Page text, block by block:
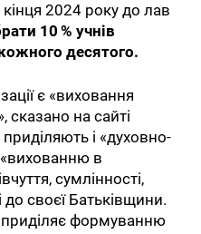
2024 року до лав
10 % учнів
десятого.
є «виховання
сказано на сайті
і «духовно-
в
сумлінності,
до своєї Батьківщини.
приділяє формуванню